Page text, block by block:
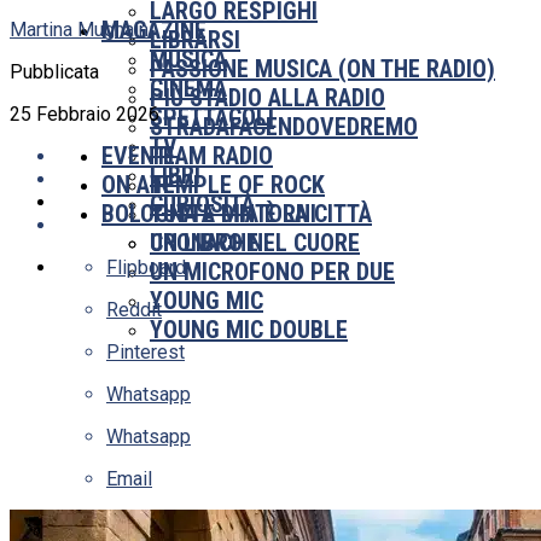
LARGO RESPIGHI
LIBRARSI
PASSIONE MUSICA (ON THE RADIO)
PIÙ STADIO ALLA RADIO
STRADAFACENDOVEDREMO
TEAM RADIO
TEMPLE OF ROCK
TUTTA MIA È LA CITTÀ
UN LIBRO NEL CUORE
UN MICROFONO PER DUE
YOUNG MIC
YOUNG MIC DOUBLE
MAGAZINE
MUSICA
CINEMA
SPETTACOLI
TV
LIBRI
CURIOSITÀ
EVENTI
ON AIR
BOLOGNA E DINTORNI
CRONACHE
Martina Mugnaini
Pubblicata
25 Febbraio 2026
Flipboard
Reddit
Pinterest
Whatsapp
Whatsapp
Email